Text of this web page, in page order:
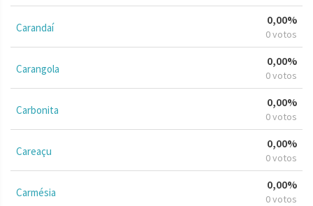
Carandaí
0,00%
0 votos
Carangola
0,00%
0 votos
Carbonita
0,00%
0 votos
Careaçu
0,00%
0 votos
Carmésia
0,00%
0 votos